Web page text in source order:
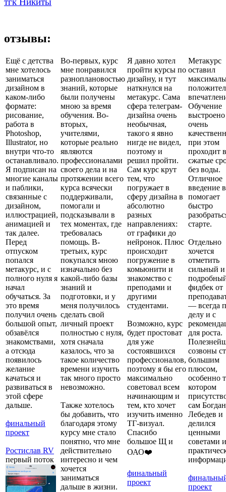
отзывы:
Ещё с детства
мне хотелось
заниматься
дизайном в
каком-либо
формате:
рисование,
работа в
Photoshop,
Illustrator, но
внутри что-то
останавливало.
Я подписан на
многие каналы
и паблики,
связанные с
дизайном,
иллюстрацией,
анимацией и
так далее.
Перед
отпуском
попался
метакурс, и с
полного нуля я
начал
обучаться. За
это время
получил очень
большой опыт,
обзавёлся
знакомствами,
а отсюда
появилось
желание
качаться и
развиваться в
этой сфере
дальше.
финальный
проект
Ростислав RV
первый поток
Во-первых, курс
мне понравился
разноплановостью
знаний, которые
были получены
мною за время
обучения. Во-
вторых,
учителями,
которые реально
являются
профессионалами
своего дела и на
протяжении всего
курса всячески
поддерживали,
помогали и
подсказывали в
тех моментах, где
требовалась
помощь. В-
третьих, курс
покупался мною
изначально без
какой-либо базы
знаний и
подготовки, и у
меня получилось
сделать свой
личный проект
полностью с нуля,
хотя сначала
казалось, что за
такое количество
времени изучить
так много просто
невозможно.
Также хотелось
бы добавить, что
благодаря этому
курсу мне стало
понятно, что мне
действительно
интересно и чем
хочется
заниматься
дальше в жизни.
Я давно хотел
пройти курсы по
дизайну, и тут
наткнулся на
метакурс. Сама
сфера телеграм-
дизайна очень
необычная,
такого я явно
нигде не видел,
поэтому и
решил пройти.
Сам курс крут
тем, что
погружает в
сферу дизайна в
абсолютно
разных
направлениях:
от графики до
нейронок. Плюс
происходит
погружение в
комьюнити и
знакомство с
преподами и
другими
студентами.
Возможно, курс
будет простоват
для уже
состоявшихся
профессионалов,
поэтому я бы его
максимально
советовал всем
начинающим и
тем, кто хочет
изучить именно
ТГ-визуал.
Спасибо
большое Щ и
ОАО❤️
финальный
проект
Метакурс
оставил
Обучение
выстроено
очень
при этом
проходит в
сжатые
без воды.
Отличное
введение
помогает
быстро
старте.
Отдельно
хочется
отметить
сильный и
фидбек от
— всегда
делу и с
для роста.
созвоны
большим
плюсом,
особенно
котором
сам Богдан
Лебедев и
делился
ценными
советами и
проект